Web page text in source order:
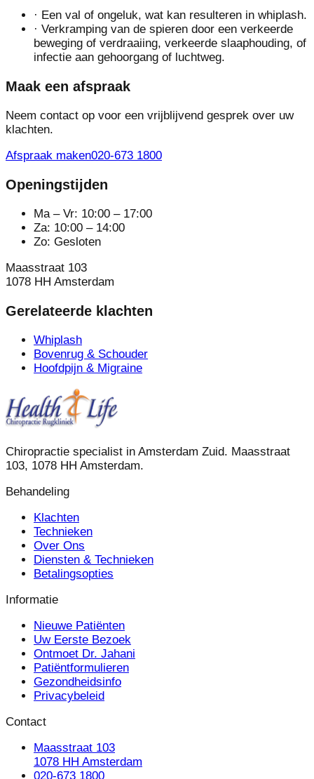
· Een val of ongeluk, wat kan resulteren in whiplash.
· Verkramping van de spieren door een verkeerde
beweging of verdraaiing, verkeerde slaaphouding, of
infectie aan gehoorgang of luchtweg.
Maak een afspraak
Neem contact op voor een vrijblijvend gesprek over uw
klachten.
Afspraak maken020-673 1800
Openingstijden
Ma – Vr: 10:00 – 17:00
Za: 10:00 – 14:00
Zo: Gesloten
Maasstraat 103
1078 HH Amsterdam
Gerelateerde klachten
Whiplash
Bovenrug & Schouder
Hoofdpijn & Migraine
Chiropractie specialist in Amsterdam Zuid. Maasstraat
103, 1078 HH Amsterdam.
Behandeling
Klachten
Technieken
Over Ons
Diensten & Technieken
Betalingsopties
Informatie
Nieuwe Patiënten
Uw Eerste Bezoek
Ontmoet Dr. Jahani
Patiëntformulieren
Gezondheidsinfo
Privacybeleid
Contact
Maasstraat 103
1078 HH Amsterdam
020-673 1800